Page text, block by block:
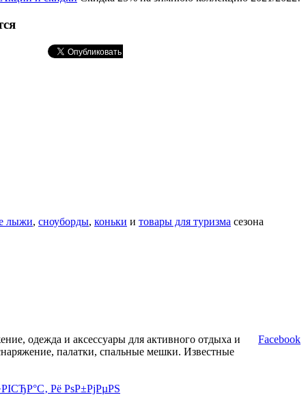
лыжи, сноуборды, коньки и товары для туризма сезона
одежда и аксессуары для активного отдыха и
палатки, спальные мешки. Известные
Facebook
Рё РѕР±РјРµРЅ